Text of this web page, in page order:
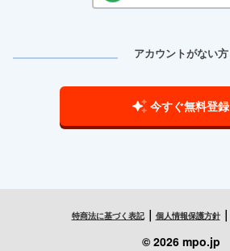
アカウントがない方
今すぐ無料登録
特商法に基づく表記｜ 個人情報保護方針｜
© 2026 mpo.jp